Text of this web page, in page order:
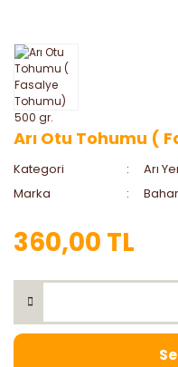
Arı Otu Tohumu (
Kategori
Arı
Marka
Bahar
360,00 TL